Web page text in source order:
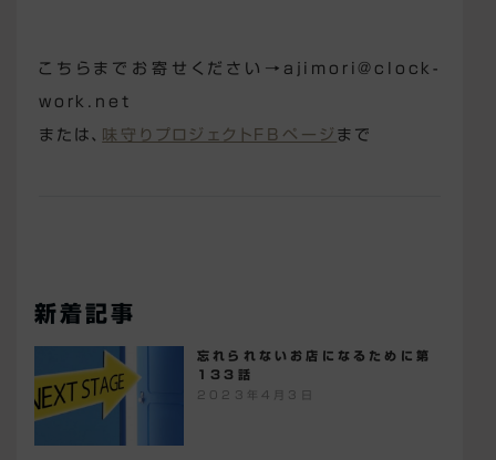
こちらまでお寄せください→ajimori@clock-
work.net
または、 味守りプロジェクトFBページ まで
新着記事
忘れられないお店になるために第
133話
2023年4月3日